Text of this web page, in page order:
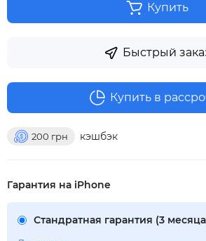
Купить
Быстрый
200 грн кэшбэк
Купить в
Гарантия на iPhone
Стандратная гарантия (3